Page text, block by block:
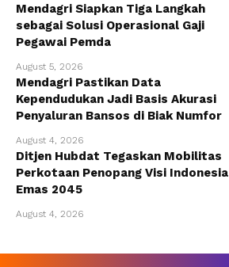
Mendagri Siapkan Tiga Langkah
sebagai Solusi Operasional Gaji
Pegawai Pemda
August 5, 2026
Mendagri Pastikan Data
Kependudukan Jadi Basis Akurasi
Penyaluran Bansos di Biak Numfor
August 4, 2026
Ditjen Hubdat Tegaskan Mobilitas
Perkotaan Penopang Visi Indonesia
Emas 2045
August 4, 2026